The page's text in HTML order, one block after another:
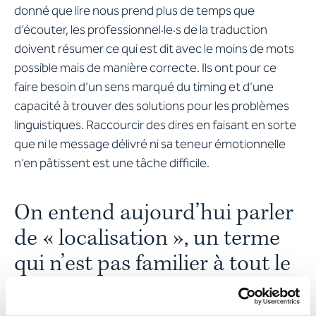
donné que lire nous prend plus de temps que
d’écouter, les professionnel·le·s de la traduction
doivent résumer ce qui est dit avec le moins de mots
possible mais de manière correcte. Ils ont pour ce
faire besoin d’un sens marqué du timing et d’une
capacité à trouver des solutions pour les problèmes
linguistiques. Raccourcir des dires en faisant en sorte
que ni le message délivré ni sa teneur émotionnelle
n’en pâtissent est une tâche difficile.
On entend aujourd’hui parler
de « localisation », un terme
qui n’est pas familier à tout le
monde. Que se cache-t-il là-